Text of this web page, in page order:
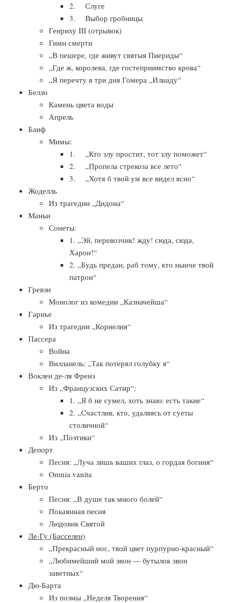
2. Слуге
3. Выбор гробницы
Генриху III (отрывок)
Гимн смерти
„В пешере, где живут святыя Пиериды“
„Где ж, королева, где гостеприимство крова“
„Я перечту в три дня Гомера „Илиаду“
Белло
Камень цвета воды
Апрель
Баиф
Мимы:
1. „Кто злу простит, тот злу поможет“
2. „Пропела стрекоза все лето“
3. „Хотя б твой ум все видел ясно“
Жоделль
Из трагедии „Дидона“
Маньи
Сонеты:
1. „Эй, перевозчик! жду! сюда, сюда,
Харон!“
2. „Будь предан, раб тому, кто нынче твой
патрон“
Гревэн
Монолог из комедии „Казначейша“
Гарнье
Из трагедии „Корнелия“
Пассера
Война
Вилланель: „Так потерял голубку я“
Воклен де-ля Френэ
Из „Французских Сатир“:
1. „Я б не сумел, хоть знаю: есть такие“
2. „Счастлив, кто, удаляясь от суеты
столичной“
Из „Поэтики“
Депорт
Песня: „Луча лишь ваших глаз, о гордая богиня“
Omnia vanita
Берто
Песня: „В душе так много болей“
Покаянная песня
Людовик Святой
Ле-Гу (Басселен)
„Прекрасный нос, твой цвет пурпурно-красный“
„Любимейший мой звон — бутылок звон
заветных“
Дю-Барта
Из поэмы „Неделя Творения“